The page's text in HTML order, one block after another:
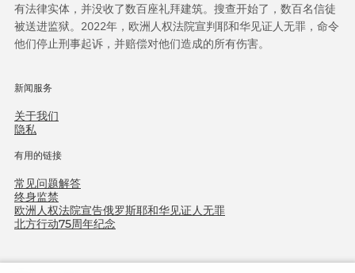
有法律实体，并没收了数百座礼拜建筑。搜查开始了，数百名信徒
被送进监狱。2022年，欧洲人权法院宣判耶和华见证人无罪，命令
他们停止刑事起诉，并赔偿对他们造成的所有伤害。
新闻服务
关于我们
隐私
有用的链接
常见问题解答
终身监禁
欧洲人权法院宣告俄罗斯耶和华见证人无罪
北方行动75周年纪念